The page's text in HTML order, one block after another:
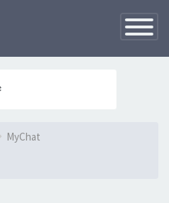
MyChat